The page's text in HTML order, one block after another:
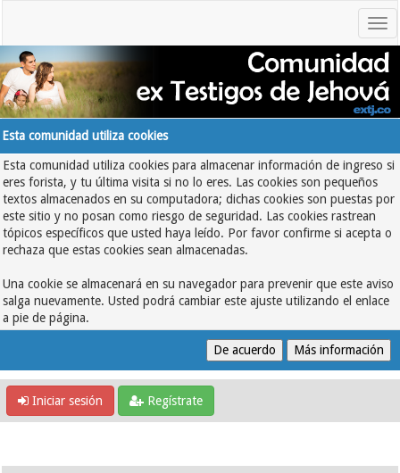
Esta comunidad utiliza cookies
Esta comunidad utiliza cookies para almacenar información de ingreso si
eres forista, y tu última visita si no lo eres. Las cookies son pequeños
textos almacenados en su computadora; dichas cookies son puestas por
este sitio y no posan como riesgo de seguridad. Las cookies rastrean
tópicos específicos que usted haya leído. Por favor confirme si acepta o
rechaza que estas cookies sean almacenadas.
Una cookie se almacenará en su navegador para prevenir que este aviso
salga nuevamente. Usted podrá cambiar este ajuste utilizando el enlace
a pie de página.
Iniciar sesión Regístrate